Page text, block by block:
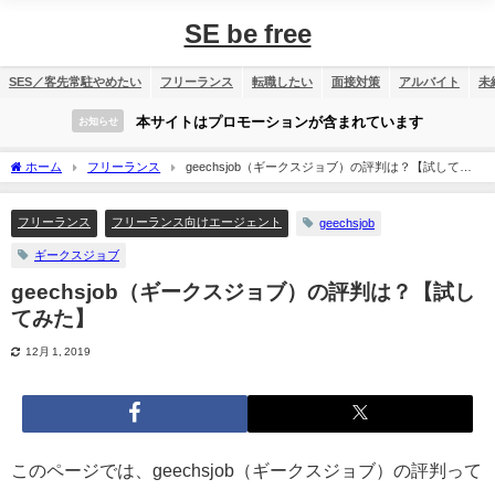
SE be free
SES／客先常駐やめたい フリーランス 転職したい 面接対策 アルバイト 未
お知らせ 本サイトはプロモーションが含まれています
ホーム フリーランス
geechsjob（ギークスジョブ）の評判は？【試してみ
た】
フリーランス フリーランス向けエージェント geechsjob
ギークスジョブ
geechsjob（ギークスジョブ）の評判は？【試し
てみた】
12月 1, 2019
このページでは、geechsjob（ギークスジョブ）の評判って